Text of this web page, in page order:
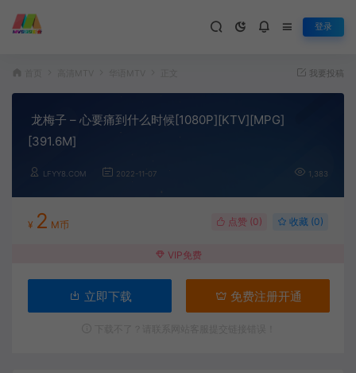
登录
我要投稿
龙梅子 – 心要痛到什么时候[1080P][KTV][MPG]
[391.6M]
LFYY8.COM 2022-11-07 1,383
¥ 2 M币 点赞 (0) 收藏 (0)
VIP免费
立即下载 免费注册开通